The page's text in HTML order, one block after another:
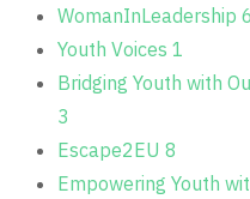
WomanInLeadership 6
Youth Voices 1
Bridging Youth with
3
Escape2EU 8
Empowering Youth